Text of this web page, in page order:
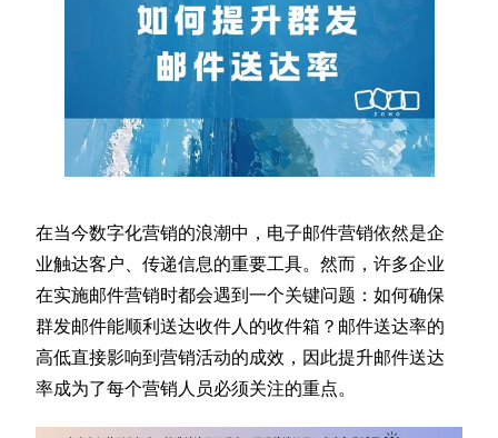
在当今数字化营销的浪潮中，电子邮件营销依然是企
业触达客户、传递信息的重要工具。然而，许多企业
在实施邮件营销时都会遇到一个关键问题：如何确保
群发邮件能顺利送达收件人的收件箱？邮件送达率的
高低直接影响到营销活动的成效，因此提升邮件送达
率成为了每个营销人员必须关注的重点。